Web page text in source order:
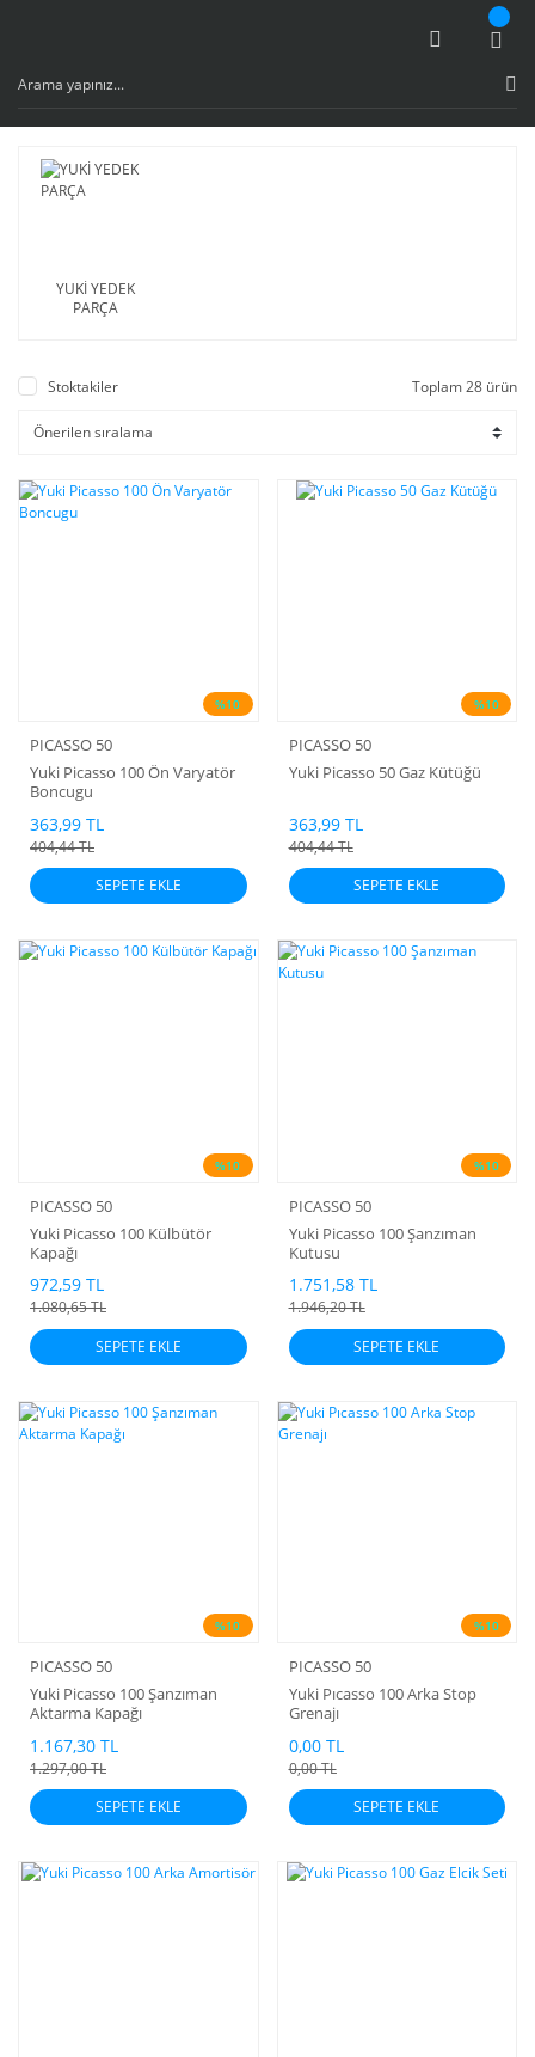
YUKİ YEDEK
PARÇA
Stoktakiler Toplam 28 ürün
%10
PICASSO 50
Yuki Picasso 100 Ön Varyatör
Boncugu
363,99 TL
404,44 TL
SEPETE EKLE
%10
PICASSO 50
Yuki Picasso 50 Gaz Kütüğü
363,99 TL
404,44 TL
SEPETE EKLE
%10
PICASSO 50
Yuki Picasso 100 Külbütör
Kapağı
972,59 TL
1.080,65 TL
SEPETE EKLE
%10
PICASSO 50
Yuki Picasso 100 Şanzıman
Kutusu
1.751,58 TL
1.946,20 TL
SEPETE EKLE
%10
PICASSO 50
Yuki Picasso 100 Şanzıman
Aktarma Kapağı
1.167,30 TL
1.297,00 TL
SEPETE EKLE
%10
PICASSO 50
Yuki Pıcasso 100 Arka Stop
Grenajı
0,00 TL
0,00 TL
SEPETE EKLE